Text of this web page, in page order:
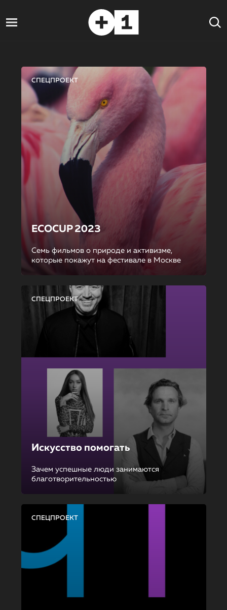
СПЕЦПРОЕКТ
ECOCUP 2023
Семь фильмов о природе и активизме,
которые покажут на фестивале в Москве
СПЕЦПРОЕКТ
Искусство помогать
Зачем успешные люди занимаются
благотворительностью
СПЕЦПРОЕКТ